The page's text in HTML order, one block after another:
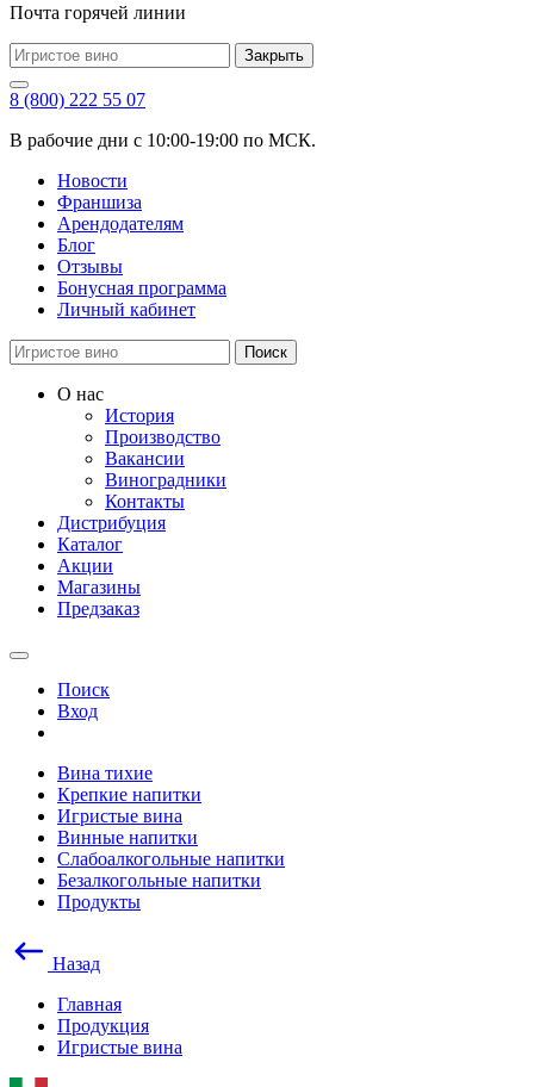
Почта горячей линии
Закрыть
8 (800) 222 55 07
В рабочие дни с 10:00-19:00 по МСК.
Новости
Франшиза
Арендодателям
Блог
Отзывы
Бонусная программа
Личный кабинет
Поиск
О нас
История
Производство
Вакансии
Виноградники
Контакты
Дистрибуция
Каталог
Акции
Магазины
Предзаказ
Поиск
Вход
Вина тихие
Крепкие напитки
Игристые вина
Винные напитки
Слабоалкогольные напитки
Безалкогольные напитки
Продукты
Назад
Главная
Продукция
Игристые вина